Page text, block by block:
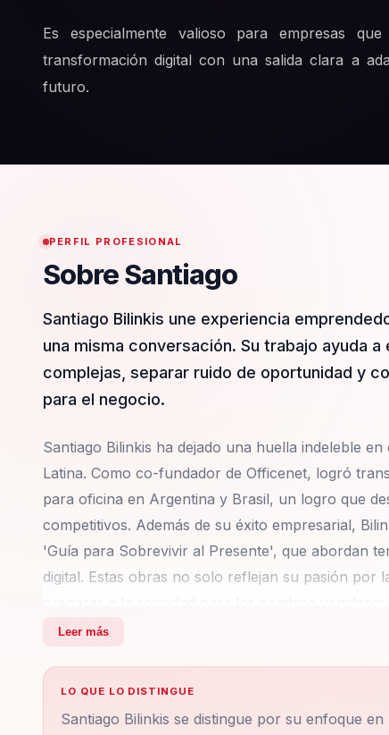
Es especialmente valioso para empresas
transformación digital con una salida clara a
futuro.
PERFIL PROFESIONAL
Sobre Santiago
Santiago Bilinkis une experiencia
una misma conversación. Su trabajo ayuda
complejas, separar ruido de oportunidad y
para el negocio.
Santiago Bilinkis ha dejado una huella indeleble
Latina. Como co-fundador de Officenet, logró
para oficina en Argentina y Brasil, un logro que
competitivos. Además de su éxito empresarial,
'Guía para Sobrevivir al Presente', que abordan
digital. Estas obras no solo reflejan su pasión por
Singularity University, Bilinkis ha dedicado gran
Leer más
LO QUE LO DISTINGUE
Santiago Bilinkis se distingue por su enfoque